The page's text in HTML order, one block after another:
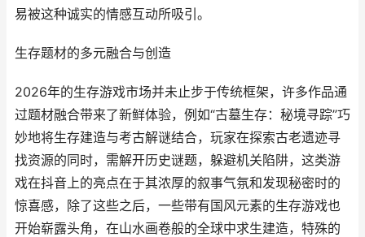
易被这种诚实的情感互动所吸引。
生存题材的多元融合与创造
2026年的生存游戏市场并未止步于传统框架，许多作品通
过题材融合带来了新鲜体验，例如“古墓生存：秘境寻踪”巧
妙地将生存建造与考古解谜结合，玩家在探索古老遗迹寻
找资源的同时，需解开历史谜题，躲避机关陷阱，这类游
戏在抖音上的亮点在于其浓厚的叙事气氛和发现秘密时的
惊喜感，除了这些之后，一些带有国风元素的生存游戏也
开始崭露头角，在山水画卷般的全球中求生建造，特殊的